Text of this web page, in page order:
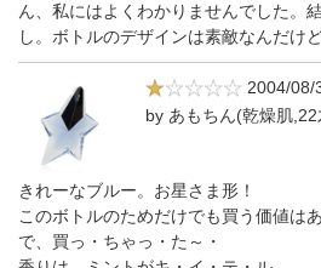
ん、私にはよくわかりませんでした。
し。ボトルのデザインは素敵なんだけ
2004/08/
by あもちん(乾燥肌,22
きれーなブルー。お星さま形！
このボトルのためだけでも買う価値はあ
で、買っ・ちゃっ・た～・